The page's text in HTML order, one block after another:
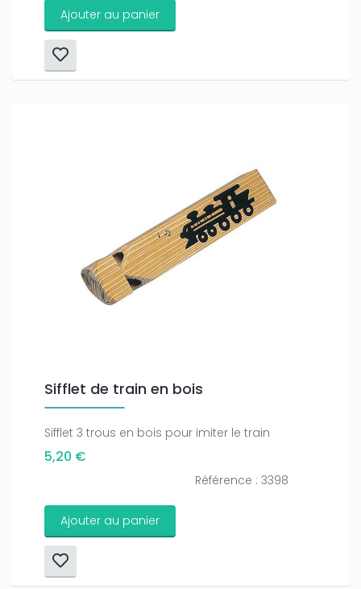
Ajouter au panier
Sifflet de train en bois
Sifflet 3 trous en bois pour imiter le train
5,20 €
Référence : 3398
Ajouter au panier